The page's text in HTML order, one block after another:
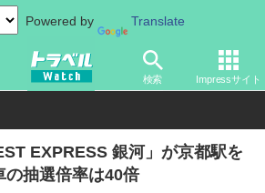
Powered by Translate
検索 Impressサイト
政府・官庁 鉄道 JR
EXPRESS 銀河」が京都駅を
抽選倍率は40倍